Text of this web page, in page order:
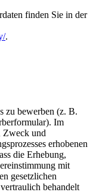
finden Sie in der
.
zu bewerben (z. B.
Im
Zweck und
erhobenen
die Erhebung,
mit
gesetzlichen
behandelt